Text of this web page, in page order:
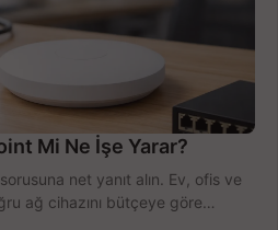
Mi Ne İşe Yarar?
net yanıt alın. Ev, ofis ve
ağ cihazını bütçeye göre